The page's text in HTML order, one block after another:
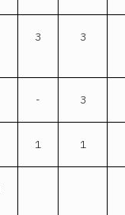
3 3
- 3
1 1